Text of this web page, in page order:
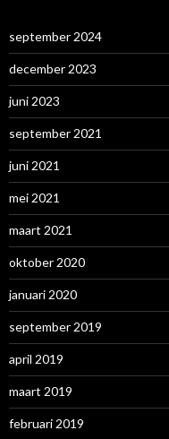
september 2024
december 2023
juni 2023
september 2021
juni 2021
mei 2021
maart 2021
oktober 2020
januari 2020
september 2019
april 2019
maart 2019
februari 2019